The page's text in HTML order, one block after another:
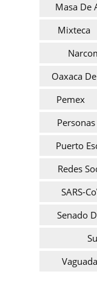
Masa De
Mixteca
Oaxaca
Pemex
Puerto
Redes
SARS-
Senado